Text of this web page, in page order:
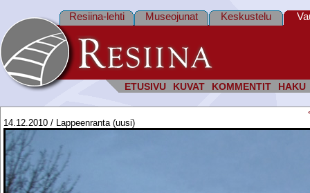
ETUSIVU KUVAT KOMMENTIT HAKU
Resiina-lehti Museojunat Keskustelu
14.12.2010 / Lappeenranta (uusi)